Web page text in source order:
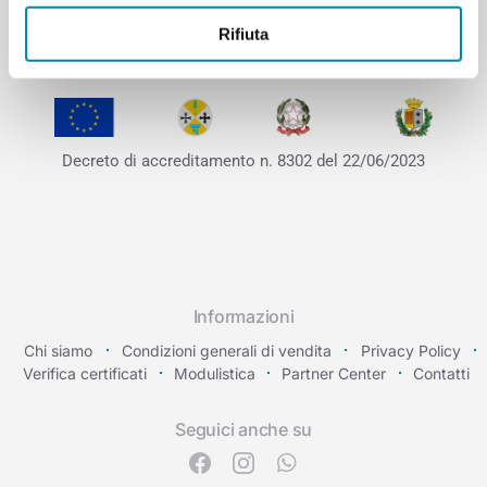
Rifiuta
Decreto di accreditamento n. 8302 del 22/06/2023
Informazioni
Chi siamo Condizioni generali di vendita
Privacy Policy
Verifica certificati
Modulistica Partner Center Contatti
Seguici anche su